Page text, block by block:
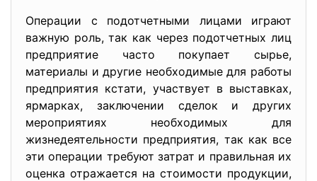
Операции с подотчетными лицами играют
важную роль, так как через подотчетных лиц
предприятие часто покупает сырье,
материалы и другие необходимые для работы
предприятия кстати, участвует в выставках,
ярмарках, заключении сделок и других
мероприятиях необходимых для
жизнедеятельности предприятия, так как все
эти операции требуют затрат и правильная их
оценка отражается на стоимости продукции,